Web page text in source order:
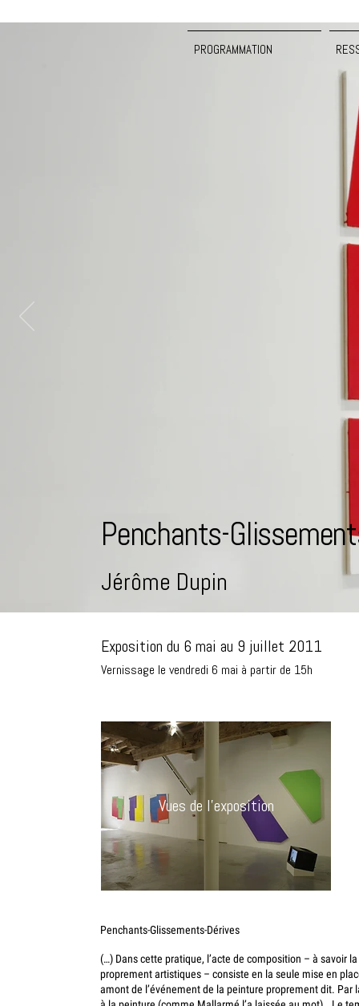
PROGRAMMATION
Penchants-
Jérôme Dupin
Exposition du 6 mai au 9 juillet 2011
Vernissage le vendredi 6 mai à partir de 15h
Vues de l'exposition
Penchants-Glissements-Dérives
(…) Dans cette pratique, l’acte de composition – à savoir
proprement artistiques – consiste en la seule mise en
amont de l’événement de la peinture proprement dit. Par